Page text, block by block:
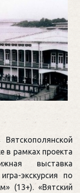
в рамках проекта
выставка
экскурсия по
(13+). «Вятский